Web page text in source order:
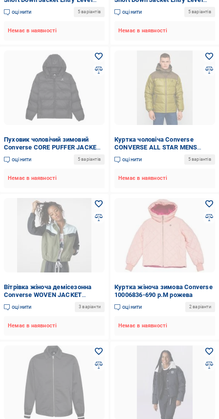
10021998-001 р.L чорна
оцінити 5 варіантів
Немає в наявності
10021998-281 р.S біла
оцінити 5 варіантів
Немає в наявності
Пуховик чоловічий зимовий
Converse CORE PUFFER JACKET
10026729-001 р.L чорний
оцінити 5 варіантів
Немає в наявності
Куртка чоловіча Converse
CONVERSE ALL STAR MENS
10025252-372 р.M хакі
оцінити 5 варіантів
Немає в наявності
Вітрівка жіноча демісезонна
Converse WOVEN JACKET
10008196-322 р.XL зелена
оцінити 3 варіанти
Немає в наявності
Куртка жіноча зимова Converse
10006836-690 р.M рожева
оцінити 2 варіанти
Немає в наявності